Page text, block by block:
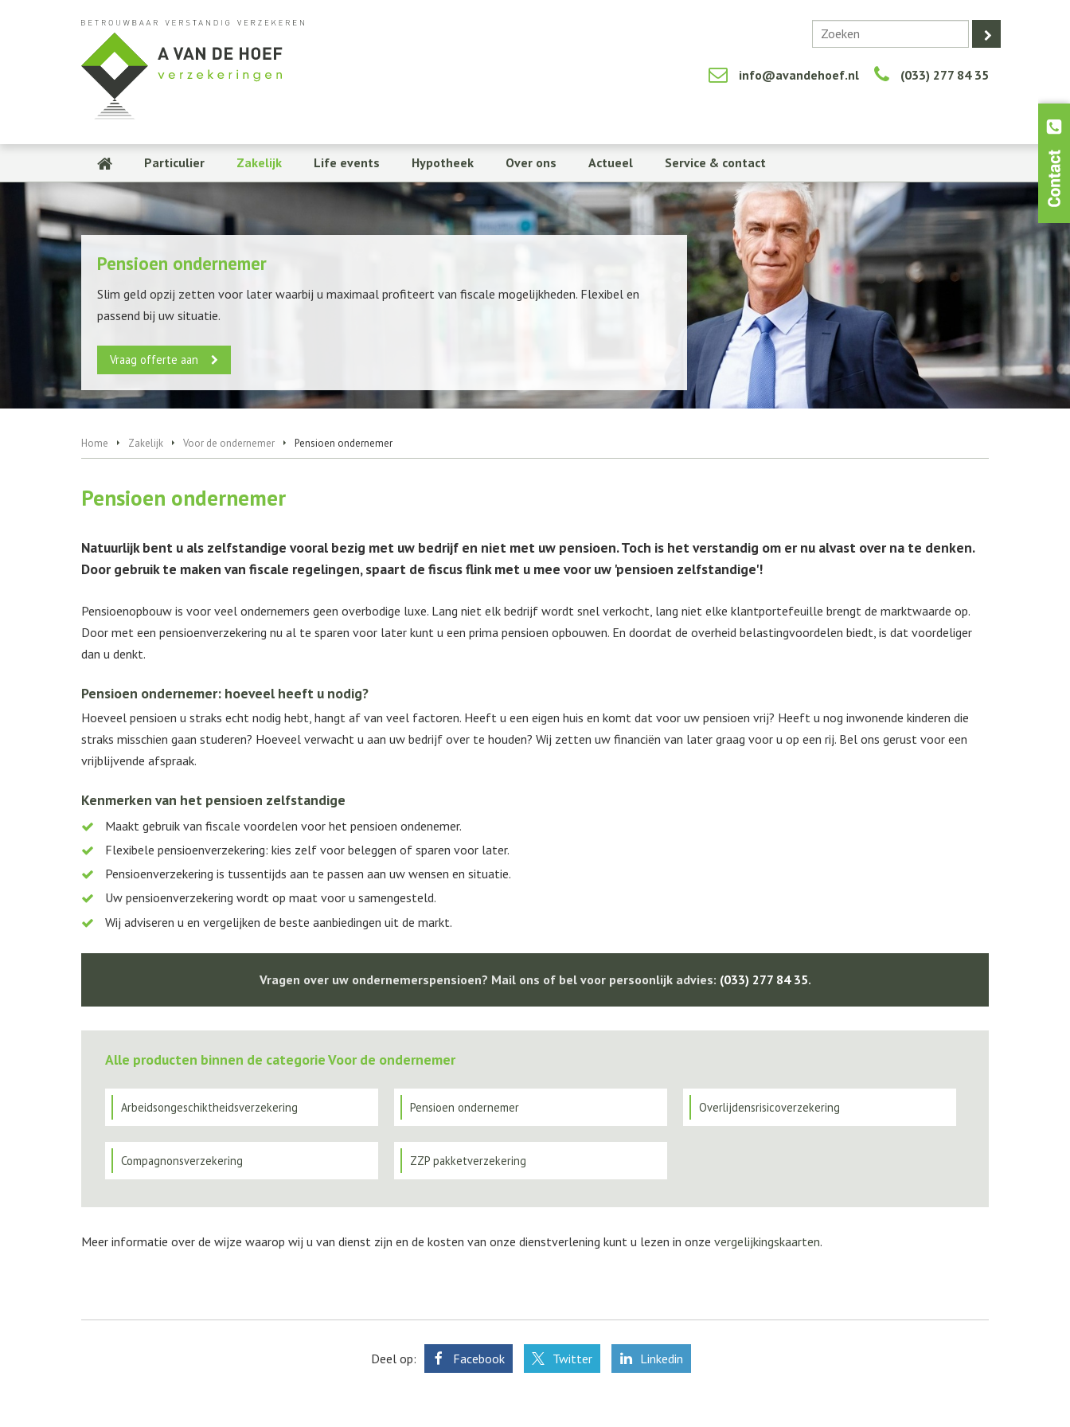
info@avandehoef.nl (033) 277 84 35
Particulier Zakelijk Life events Hypotheek Over ons Actueel Service & contact
Pensioen ondernemer
Slim geld opzij zetten voor later waarbij u maximaal profiteert van fiscale mogelijkheden. Flexibel en
passend bij uw situatie.
Vraag offerte aan
Home Zakelijk Voor de ondernemer Pensioen ondernemer
Pensioen ondernemer
Natuurlijk bent u als zelfstandige vooral bezig met uw bedrijf en niet met uw pensioen. Toch is het verstandig om er nu alvast over na te denken.
Door gebruik te maken van fiscale regelingen, spaart de fiscus flink met u mee voor uw 'pensioen zelfstandige'!
Pensioenopbouw is voor veel ondernemers geen overbodige luxe. Lang niet elk bedrijf wordt snel verkocht, lang niet elke klantportefeuille brengt de marktwaarde op.
Door met een pensioenverzekering nu al te sparen voor later kunt u een prima pensioen opbouwen. En doordat de overheid belastingvoordelen biedt, is dat voordeliger
dan u denkt.
Pensioen ondernemer: hoeveel heeft u nodig?
Hoeveel pensioen u straks echt nodig hebt, hangt af van veel factoren. Heeft u een eigen huis en komt dat voor uw pensioen vrij? Heeft u nog inwonende kinderen die
straks misschien gaan studeren? Hoeveel verwacht u aan uw bedrijf over te houden? Wij zetten uw financiën van later graag voor u op een rij. Bel ons gerust voor een
vrijblijvende afspraak.
Kenmerken van het pensioen zelfstandige
Maakt gebruik van fiscale voordelen voor het pensioen ondenemer.
Flexibele pensioenverzekering: kies zelf voor beleggen of sparen voor later.
Pensioenverzekering is tussentijds aan te passen aan uw wensen en situatie.
Uw pensioenverzekering wordt op maat voor u samengesteld.
Wij adviseren u en vergelijken de beste aanbiedingen uit de markt.
Vragen over uw ondernemerspensioen? Mail ons of bel voor persoonlijk advies: (033) 277 84 35.
Alle producten binnen de categorie Voor de ondernemer
Arbeidsongeschiktheidsverzekering Pensioen ondernemer Overlijdensrisicoverzekering
Compagnonsverzekering ZZP pakketverzekering
Meer informatie over de wijze waarop wij u van dienst zijn en de kosten van onze dienstverlening kunt u lezen in onze vergelijkingskaarten.
Deel op: Facebook Twitter Linkedin